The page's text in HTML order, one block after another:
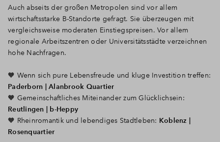
Auch abseits der großen Metropolen sind vor allem
wirtschaftsstarke B-Standorte gefragt. Sie überzeugen mit
vergleichsweise moderaten Einstiegspreisen. Vor allem
regionale Arbeitszentren oder Universitätsstädte verzeichnen
hohe Nachfragen.
🧡 Wenn sich pure Lebensfreude und kluge Investition treffen:
Paderborn | Alanbrook Quartier
🧡 Gemeinschaftliches Miteinander zum Glücklichsein:
Reutlingen | b-Heppy
🧡 Rheinromantik und lebendiges Stadtleben: Koblenz |
Rosenquartier